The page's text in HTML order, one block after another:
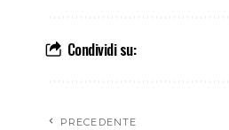
Condividi su:
PRECEDENTE